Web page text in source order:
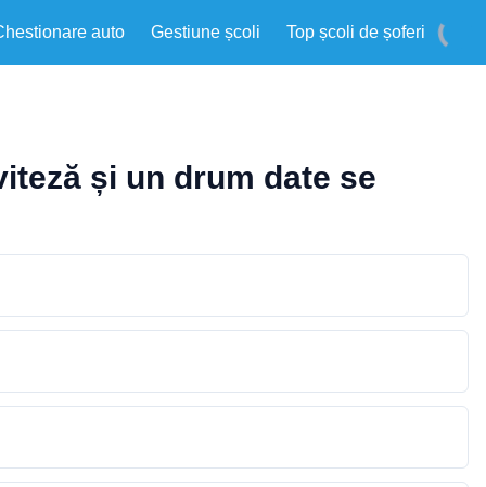
auto Gestiune școli Top școli de șoferi
și un drum date se